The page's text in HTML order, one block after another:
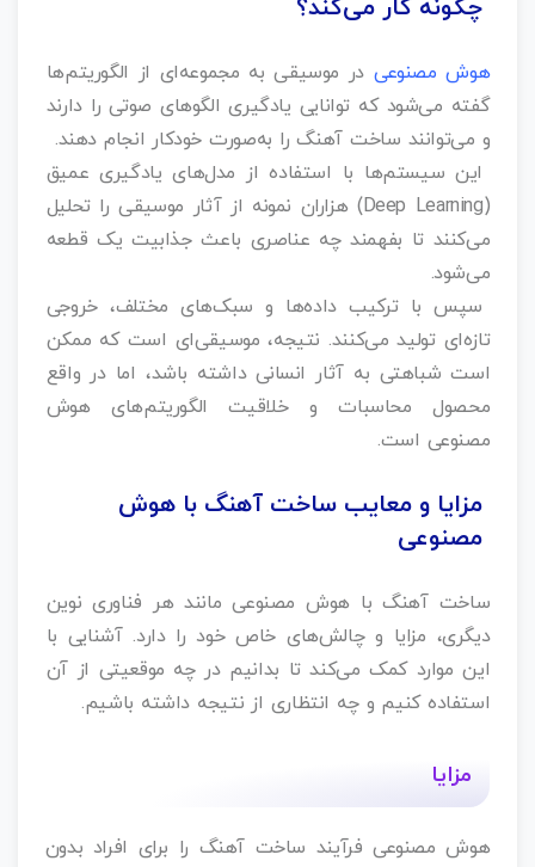
چگونه کار می‌کند؟
هوش مصنوعی در موسیقی به مجموعه‌ای از الگوریتم‌ها
گفته می‌شود که توانایی یادگیری الگوهای صوتی را دارند
و می‌توانند ساخت آهنگ را به‌صورت خودکار انجام دهند.
این سیستم‌ها با استفاده از مدل‌های یادگیری عمیق
(Deep Learning) هزاران نمونه از آثار موسیقی را تحلیل
می‌کنند تا بفهمند چه عناصری باعث جذابیت یک قطعه
می‌شود.
سپس با ترکیب داده‌ها و سبک‌های مختلف، خروجی
تازه‌ای تولید می‌کنند. نتیجه، موسیقی‌ای است که ممکن
است شباهتی به آثار انسانی داشته باشد، اما در واقع
محصول محاسبات و خلاقیت الگوریتم‌های هوش
مصنوعی است.
مزایا و معایب ساخت آهنگ با هوش
مصنوعی
ساخت آهنگ با هوش مصنوعی مانند هر فناوری نوین
دیگری، مزایا و چالش‌های خاص خود را دارد. آشنایی با
این موارد کمک می‌کند تا بدانیم در چه موقعیتی از آن
استفاده کنیم و چه انتظاری از نتیجه داشته باشیم.
مزایا
هوش مصنوعی فرآیند ساخت آهنگ را برای افراد بدون